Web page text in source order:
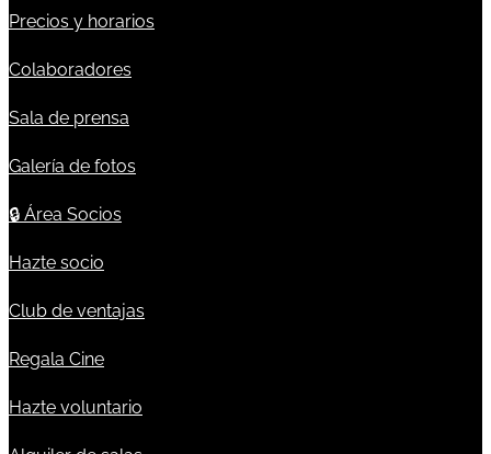
Precios y horarios
Colaboradores
Sala de prensa
Galería de fotos
🔒 Área Socios
Hazte socio
Club de ventajas
Regala Cine
Hazte voluntario